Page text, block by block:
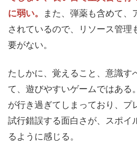
に弱い。
また、弾薬も含めて、
されているので、リソース管理
要がない。
たしかに、覚えること、意識す
て、遊びやすいゲームではある
が行き過ぎてしまっており、プ
試行錯誤する面白さが、スポイ
るように感じる。